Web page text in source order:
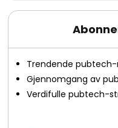
Trendende pubtech-
Gjennomgang av
Verdifulle pubtech-